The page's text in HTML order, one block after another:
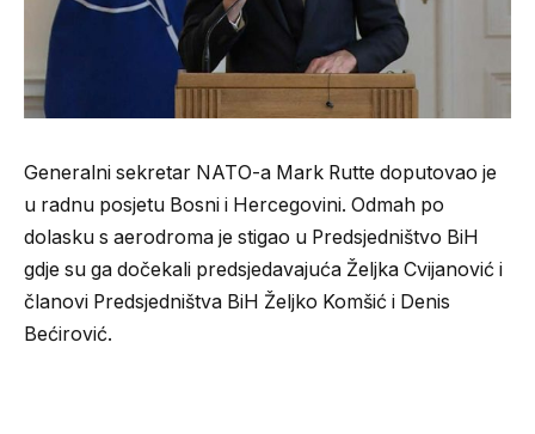
Generalni sekretar NATO-a Mark Rutte doputovao je
u radnu posjetu Bosni i Hercegovini. Odmah po
dolasku s aerodroma je stigao u Predsjedništvo BiH
gdje su ga dočekali predsjedavajuća Željka Cvijanović i
članovi Predsjedništva BiH Željko Komšić i Denis
Bećirović.